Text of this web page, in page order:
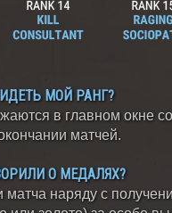
МОЙ РАНГ?
в главном окне
матчей.
О МЕДАЛЯХ?
наряду с